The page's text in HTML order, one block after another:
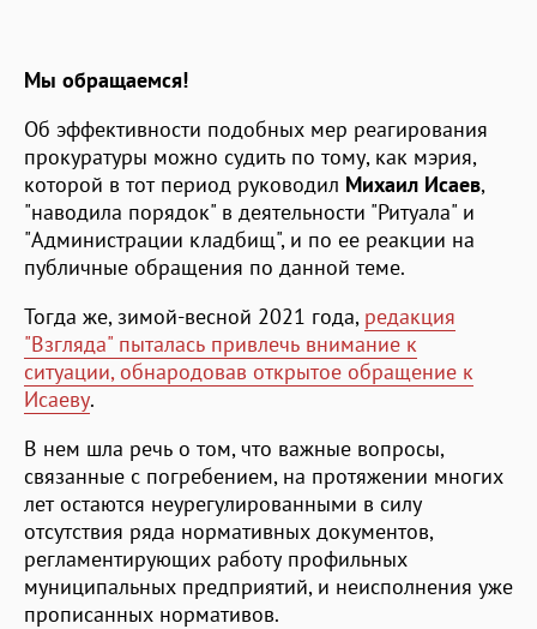
Мы обращаемся!
Об эффективности подобных мер реагирования
прокуратуры можно судить по тому, как мэрия,
которой в тот период руководил Михаил Исаев,
"наводила порядок" в деятельности "Ритуала" и
"Администрации кладбищ", и по ее реакции на
публичные обращения по данной теме.
Тогда же, зимой-весной 2021 года, редакция
"Взгляда" пыталась привлечь внимание к
ситуации, обнародовав открытое обращение к
Исаеву.
В нем шла речь о том, что важные вопросы,
связанные с погребением, на протяжении многих
лет остаются неурегулированными в силу
отсутствия ряда нормативных документов,
регламентирующих работу профильных
муниципальных предприятий, и неисполнения уже
прописанных нормативов.